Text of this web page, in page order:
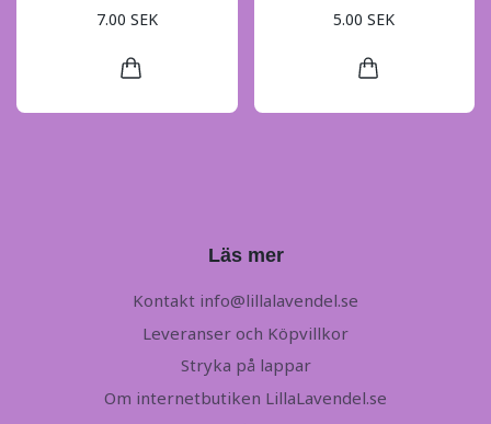
7.00 SEK
5.00 SEK
Läs mer
Kontakt info@lillalavendel.se
Leveranser och Köpvillkor
Stryka på lappar
Om internetbutiken LillaLavendel.se